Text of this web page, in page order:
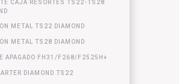
CAJA RESORTES TS22-TS28
METAL TS22 DIAMOND
METAL TS28 DIAMOND
APAGADO FH31/F268/F2525H+
DIAMOND TS22